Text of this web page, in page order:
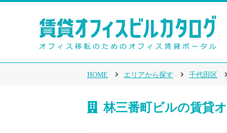
HOME エリアから探す 千代田区
林三番町ビルの賃貸